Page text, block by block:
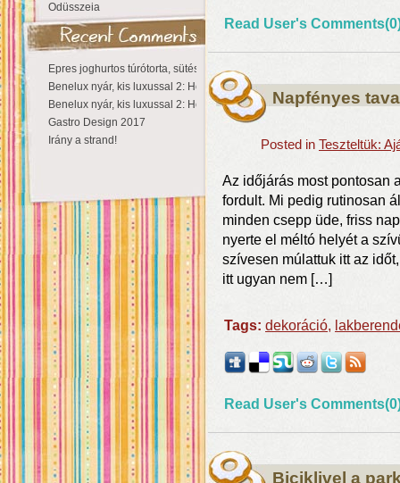
Odüsszeia
Epres joghurtos túrótorta, sütés nélkül
Benelux nyár, kis luxussal 2: Hollandia
Benelux nyár, kis luxussal 2: Hollandia
Gastro Design 2017
Irány a strand!
Read User's
Napfényes
Posted in Teszteltük:
Az időjárás most pontosan
fordult. Mi pedig rutinosan
minden csepp üde, friss
nyerte el méltó helyét a
szívesen múlattuk itt az
itt ugyan nem […]
Tags: dekoráció,
Read User's
Biciklivel a